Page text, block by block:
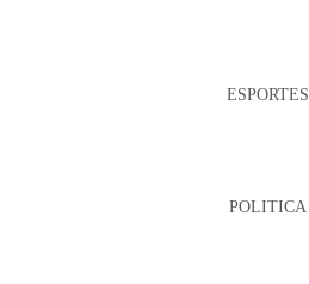
ESPORTES
POLITICA